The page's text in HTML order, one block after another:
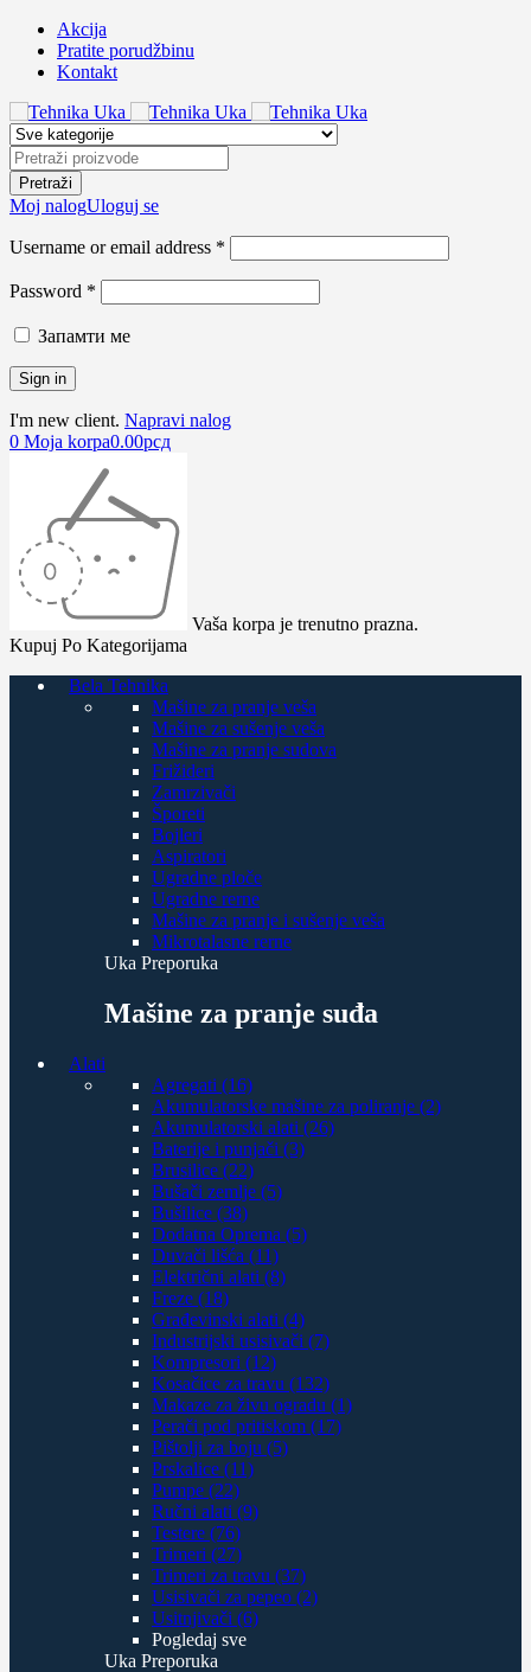
Akcija
Pratite porudžbinu
Kontakt
Moj nalogUloguj se
Username or email address *
Password *
Запамти ме
I'm new client. Napravi nalog
0 Moja korpa0.00рсд
Vaša korpa je trenutno prazna.
Kupuj Po Kategorijama
Bela Tehnika
Mašine za pranje veša
Mašine za sušenje veša
Mašine za pranje sudova
Frižideri
Zamrzivači
Šporeti
Bojleri
Aspiratori
Ugradne ploče
Ugradne rerne
Mašine za pranje i sušenje veša
Mikrotalasne rerne
Uka Preporuka
Mašine za pranje suđa
Alati
Agregati (16)
Akumulatorske mašine za poliranje (2)
Akumulatorski alati (26)
Baterije i punjači (3)
Brusilice (22)
Bušači zemlje (5)
Bušilice (38)
Dodatna Oprema (5)
Duvači lišća (11)
Električni alati (8)
Freze (18)
Građevinski alati (4)
Industrijski usisivači (7)
Kompresori (12)
Kosačice za travu (132)
Makaze za živu ogradu (1)
Perači pod pritiskom (17)
Pištolji za boju (5)
Prskalice (11)
Pumpe (22)
Ručni alati (9)
Testere (76)
Trimeri (27)
Trimeri za travu (37)
Usisivači za pepeo (2)
Usitnjivači (6)
Pogledaj sve
Uka Preporuka